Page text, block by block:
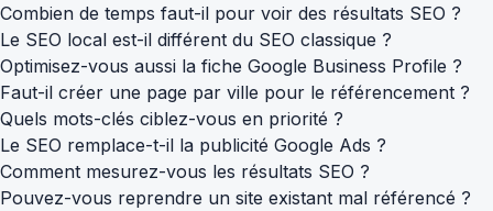
Combien de temps faut-il pour voir des résultats SEO ?
Le SEO local est-il différent du SEO classique ?
Optimisez-vous aussi la fiche Google Business Profile ?
Faut-il créer une page par ville pour le référencement ?
Quels mots-clés ciblez-vous en priorité ?
Le SEO remplace-t-il la publicité Google Ads ?
Comment mesurez-vous les résultats SEO ?
Pouvez-vous reprendre un site existant mal référencé ?